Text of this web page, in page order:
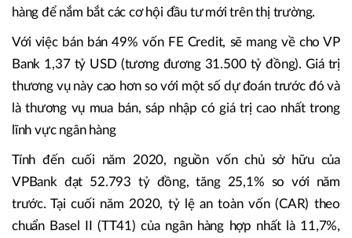
hàng để nắm bắt các cơ hội đầu tư mới trên thị trường.
Với việc bán bán 49% vốn FE Credit, sẽ mang về cho VP
Bank 1,37 tỷ USD (tương đương 31.500 tỷ đồng). Giá trị
thương vụ này cao hơn so với một số dự đoán trước đó và
là thương vụ mua bán, sáp nhập có giá trị cao nhất trong
lĩnh vực ngân hàng
Tính đến cuối năm 2020, nguồn vốn chủ sở hữu của
VPBank đạt 52.793 tỷ đồng, tăng 25,1% so với năm
trước. Tại cuối năm 2020, tỷ lệ an toàn vốn (CAR) theo
chuẩn Basel II (TT41) của ngân hàng hợp nhất là 11,7%,